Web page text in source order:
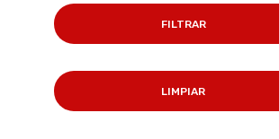
FILTRAR
LIMPIAR